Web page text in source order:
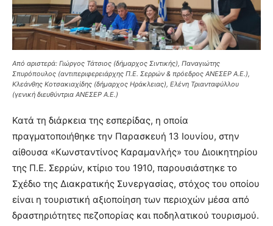
Από αριστερά: Γιώργος Τάτσιος (δήμαρχος Σιντικής), Παναγιώτης
Σπυρόπουλος (αντιπεριφερειάρχης Π.Ε. Σερρών & πρόεδρος ΑΝΕΣΕΡ Α.Ε.),
Κλεάνθης Κοτσακιαχίδης (δήμαρχος Ηράκλειας), Ελένη Τριανταφύλλου
(γενική διευθύντρια ΑΝΕΣΕΡ Α.Ε.)
Κατά τη διάρκεια της εσπερίδας, η οποία
πραγματοποιήθηκε την Παρασκευή 13 Ιουνίου, στην
αίθουσα «Κωνσταντίνος Καραμανλής» του Διοικητηρίου
της Π.Ε. Σερρών, κτίριο του 1910, παρουσιάστηκε το
Σχέδιο της Διακρατικής Συνεργασίας, στόχος του οποίου
είναι η τουριστική αξιοποίηση των περιοχών μέσα από
δραστηριότητες πεζοπορίας και ποδηλατικού τουρισμού.